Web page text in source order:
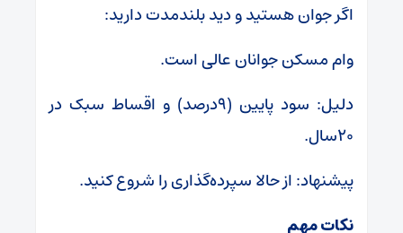
اگر جوان هستید و دید بلندمدت دارید:
وام مسکن جوانان عالی است.
دلیل: سود پایین (۹درصد) و اقساط سبک در
۲۰سال.
پیشنهاد: از حالا سپرده‌گذاری را شروع کنید.
نکات مهم